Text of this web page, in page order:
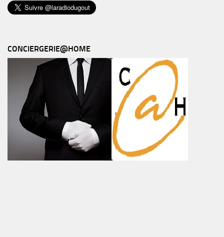
CONCIERGERIE@HOME